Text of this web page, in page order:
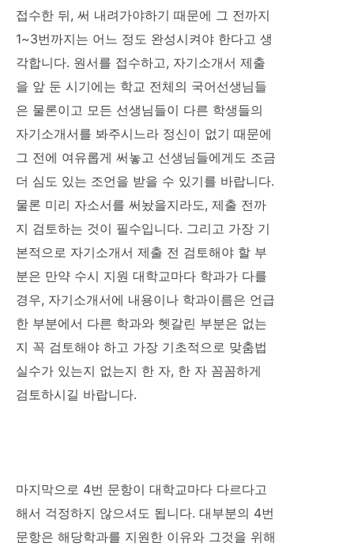
접수한 뒤, 써 내려가야하기 때문에 그 전까지
1~3번까지는 어느 정도 완성시켜야 한다고 생
각합니다. 원서를 접수하고, 자기소개서 제출
을 앞 둔 시기에는 학교 전체의 국어선생님들
은 물론이고 모든 선생님들이 다른 학생들의
자기소개서를 봐주시느라 정신이 없기 때문에
그 전에 여유롭게 써놓고 선생님들에게도 조금
더 심도 있는 조언을 받을 수 있기를 바랍니다.
물론 미리 자소서를 써놨을지라도, 제출 전까
지 검토하는 것이 필수입니다. 그리고 가장 기
본적으로 자기소개서 제출 전 검토해야 할 부
분은 만약 수시 지원 대학교마다 학과가 다를
경우, 자기소개서에 내용이나 학과이름은 언급
한 부분에서 다른 학과와 헷갈린 부분은 없는
지 꼭 검토해야 하고 가장 기초적으로 맞춤법
실수가 있는지 없는지 한 자, 한 자 꼼꼼하게
검토하시길 바랍니다.
마지막으로 4번 문항이 대학교마다 다르다고
해서 걱정하지 않으셔도 됩니다. 대부분의 4번
문항은 해당학과를 지원한 이유와 그것을 위해